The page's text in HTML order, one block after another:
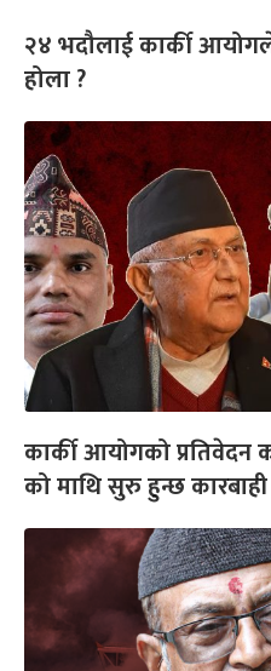
२४ भदौलाई कार्की
होला ?
कार्की आयोगको प्रतिवेदन
को माथि सुरु हुन्छ